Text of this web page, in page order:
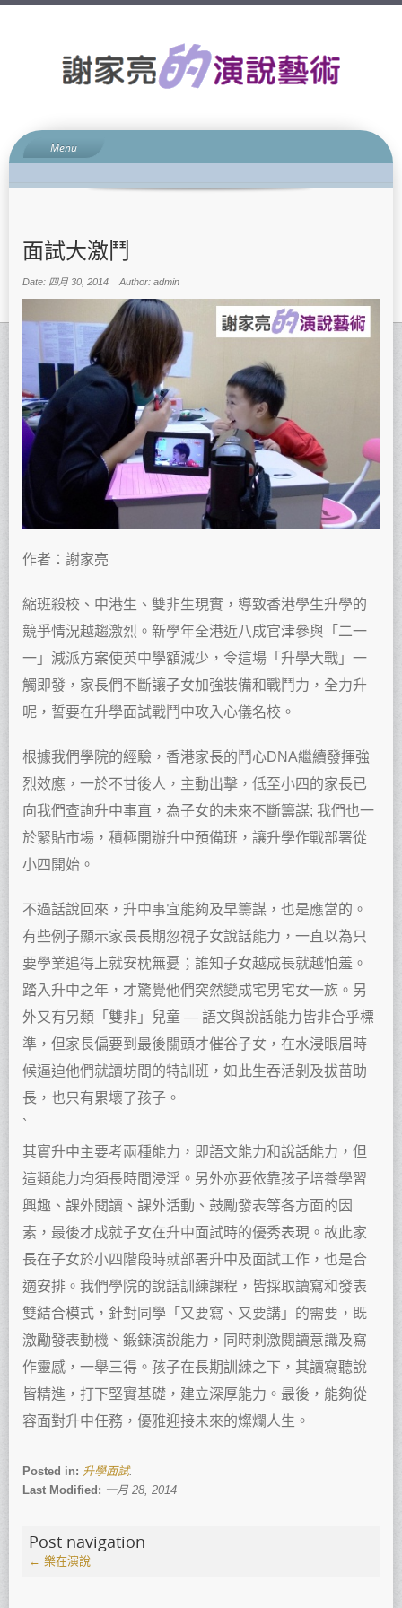
Menu
升學面試
親子關係
宗教信仰
聯絡方法
面試大激鬥
Date: 四月 30, 2014 Author: admin
作者：謝家亮
縮班殺校、中港生、雙非生現實，導致香港學生升學的
競爭情況越趨激烈。新學年全港近八成官津參與「二一
一」減派方案使英中學額減少，令這場「升學大戰」一
觸即發，家長們不斷讓子女加強裝備和戰鬥力，全力升
呢，誓要在升學面試戰鬥中攻入心儀名校。
根據我們學院的經驗，香港家長的鬥心DNA繼續發揮強
烈效應，一於不甘後人，主動出擊，低至小四的家長已
向我們查詢升中事直，為子女的未來不斷籌謀; 我們也一
於緊貼市場，積極開辦升中預備班，讓升學作戰部署從
小四開始。
不過話說回來，升中事宜能夠及早籌謀，也是應當的。
有些例子顯示家長長期忽視子女說話能力，一直以為只
要學業追得上就安枕無憂；誰知子女越成長就越怕羞。
踏入升中之年，才驚覺他們突然變成宅男宅女一族。另
外又有另類「雙非」兒童 — 語文與說話能力皆非合乎標
準，但家長偏要到最後關頭才催谷子女，在水浸眼眉時
候逼迫他們就讀坊間的特訓班，如此生吞活剝及拔苗助
長，也只有累壞了孩子。
`
其實升中主要考兩種能力，即語文能力和說話能力，但
這類能力均須長時間浸淫。另外亦要依靠孩子培養學習
興趣、課外閱讀、課外活動、鼓勵發表等各方面的因
素，最後才成就子女在升中面試時的優秀表現。故此家
長在子女於小四階段時就部署升中及面試工作，也是合
適安排。我們學院的說話訓練課程，皆採取讀寫和發表
雙結合模式，針對同學「又要寫、又要講」的需要，既
激勵發表動機、鍛鍊演說能力，同時刺激閱讀意識及寫
作靈感，一舉三得。孩子在長期訓練之下，其讀寫聽說
皆精進，打下堅實基礎，建立深厚能力。最後，能夠從
容面對升中任務，優雅迎接未來的燦爛人生。
Posted in: 升學面試.
Last Modified: 一月 28, 2014
Post navigation
← 樂在演說